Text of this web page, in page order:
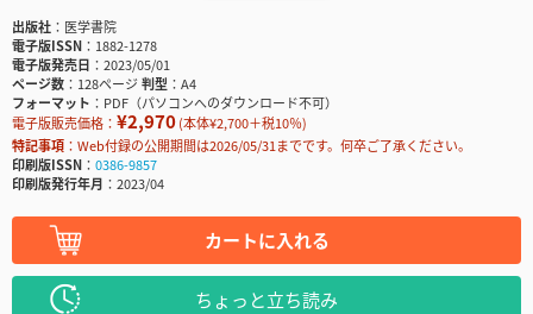
出版社
医学書院
電子版ISSN
1882-1278
電子版発売日
2023/05/01
ページ数
128ページ判型
A4
フォーマット
PDF（パソコンへのダウンロード不可）
電子版販売価格： ¥2,970(本体¥2,700＋税10％)
特記事項
Web付録の公開期間は2026/05/31までです。何卒ご了承ください。
印刷版ISSN
0386-9857
印刷版発行年月
2023/04
カートに入れる
ちょっと立ち読み